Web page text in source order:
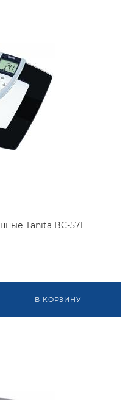
Tanita BC-571
В КОРЗИНУ